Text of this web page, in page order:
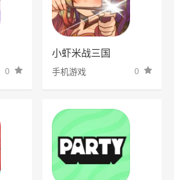
0
小虾米战三国
手机游戏 0